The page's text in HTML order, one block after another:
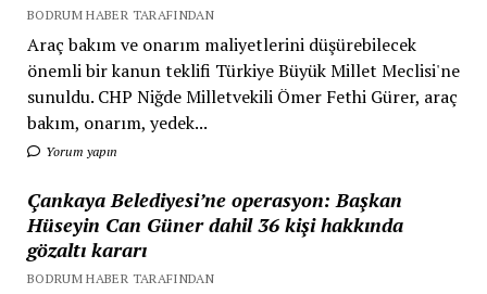
BODRUM HABER TARAFINDAN
Araç bakım ve onarım maliyetlerini düşürebilecek
önemli bir kanun teklifi Türkiye Büyük Millet Meclisi'ne
sunuldu. CHP Niğde Milletvekili Ömer Fethi Gürer, araç
bakım, onarım, yedek...
Yorum yapın
Çankaya Belediyesi’ne operasyon: Başkan
Hüseyin Can Güner dahil 36 kişi hakkında
gözaltı kararı
BODRUM HABER TARAFINDAN